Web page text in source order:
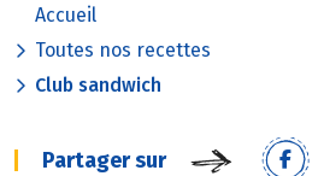
Accueil
Toutes nos recettes
Club sandwich
Partager sur